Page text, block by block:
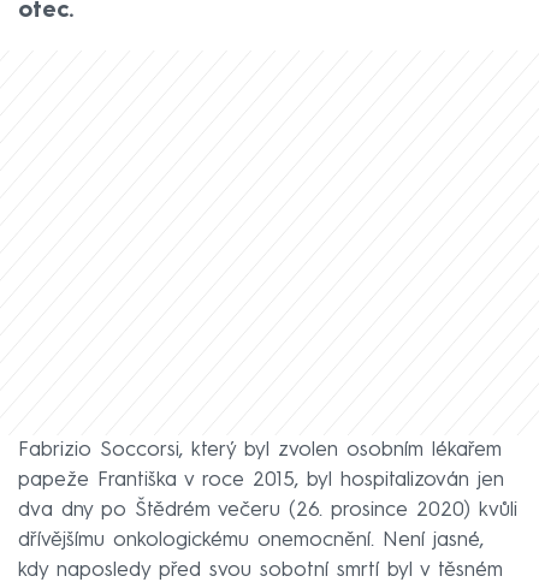
otec.
Fabrizio Soccorsi, který byl zvolen osobním lékařem
papeže Františka v roce 2015, byl hospitalizován jen
dva dny po Štědrém večeru (26. prosince 2020) kvůli
dřívějšímu onkologickému onemocnění. Není jasné,
kdy naposledy před svou sobotní smrtí byl v těsném